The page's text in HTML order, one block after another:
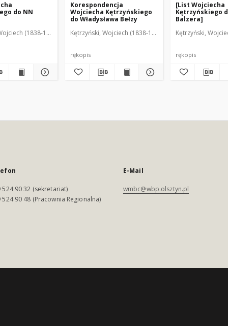
do NN
(1838-1918)
Korespondencja
Wojciecha Kętrzyńskiego
do Władysława Bełzy
Kętrzyński, Wojciech (1838-1918)
rękopis
[List Wojciecha
Kętrzyńskiego
Balzera]
Kętrzyński,
rękopis
524 90 32 (sekretariat)
524 90 48 (Pracownia Regionalna)
E-Mail
wmbc@wbp.olsztyn.pl